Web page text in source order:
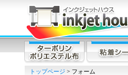
トップページ > フォーム